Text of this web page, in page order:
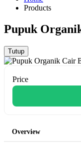
Products
Pupuk
Tutup
Price
Overview